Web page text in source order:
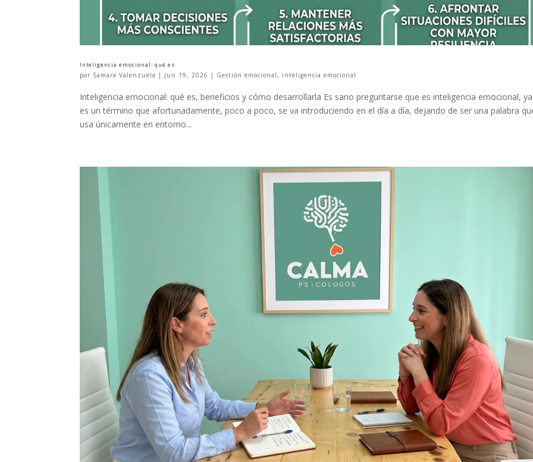
Inteligencia emocional: qué es
por Samara Valenzuela | Jun 19, 2026 | Gestión emocional , inteligencia emocional
Inteligencia emocional: qué es, beneficios y cómo desarrollarla Es sano preguntarse que es inteligencia emocional,
es un término que afortunadamente, poco a poco, se va introduciendo en el día a día, dejando de ser una palabra
usa únicamente en entorno...